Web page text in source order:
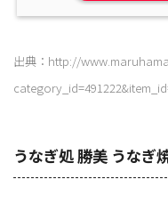
出典：http://
うなぎ処 勝美 うなぎ